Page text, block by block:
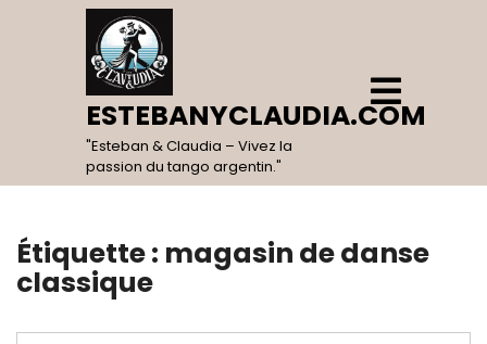
ESTEBANYCLAUDIA.COM
"Esteban & Claudia – Vivez la
passion du tango argentin."
Open
Menu
Étiquette : magasin de danse
classique